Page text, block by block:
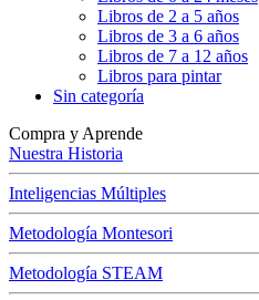
Libros de 2 a 5 años
Libros de 3 a 6 años
Libros de 7 a 12 años
Libros para pintar
Sin categoría
Compra y Aprende
Nuestra Historia
Inteligencias Múltiples
Metodología Montesori
Metodología STEAM